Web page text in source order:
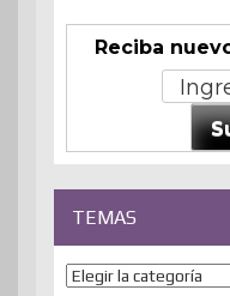
Reciba
TEMAS
Temas